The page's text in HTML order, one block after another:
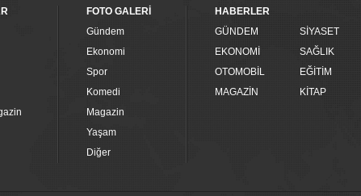
FOTO GALERİ
Gündem
Ekonomi
Spor
Komedi
Magazin
Yaşam
Diğer
HABERLER
GÜNDEM
SİYASET
EKONOMİ
SAĞLIK
OTOMOBİL
EĞİTİM
MAGAZİN
KİTAP